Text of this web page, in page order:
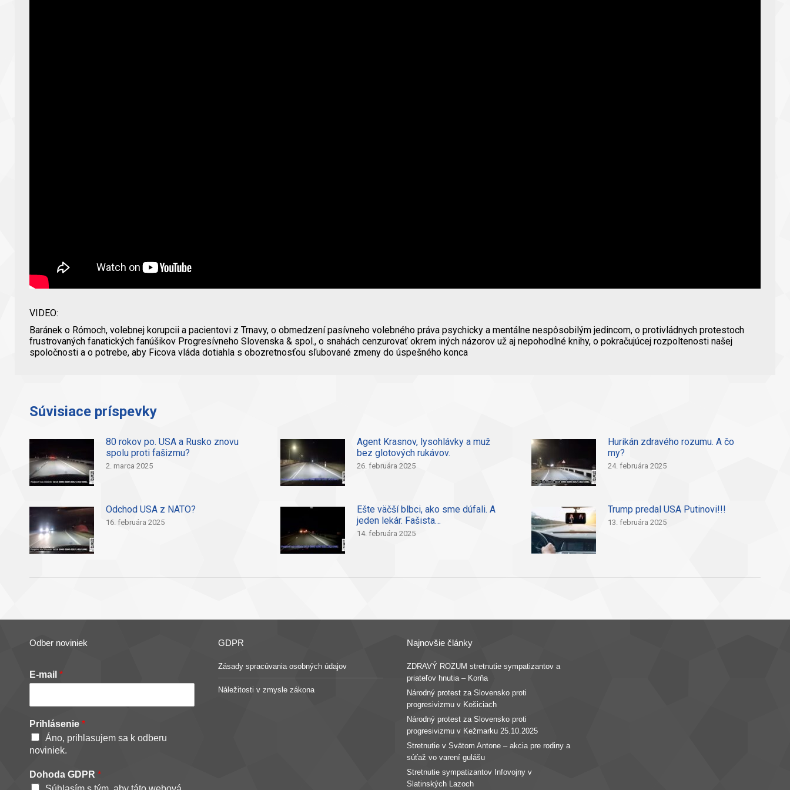
VIDEO:
Baránek o Rómoch, volebnej korupcii a pacientovi z Trnavy, o obmedzení pasívneho volebného práva psychicky a mentálne nespôsobilým jedincom, o protivládnych protestoch
frustrovaných fanatických fanúšikov Progresívneho Slovenska & spol., o snahách cenzurovať okrem iných názorov už aj nepohodlné knihy, o pokračujúcej rozpoltenosti našej
spoločnosti a o potrebe, aby Ficova vláda dotiahla s obozretnosťou sľubované zmeny do úspešného konca
Súvisiace príspevky
80 rokov po. USA a Rusko znovu
spolu proti fašizmu?
2. marca 2025
Agent Krasnov, lysohlávky a muž
bez glotových rukávov.
26. februára 2025
Hurikán zdravého rozumu. A čo
my?
24. februára 2025
Odchod USA z NATO?
16. februára 2025
Ešte väčší blbci, ako sme dúfali. A
jeden lekár. Fašista…
14. februára 2025
Trump predal USA Putinovi!!!
13. februára 2025
Odber noviniek
E-mail *
Prihlásenie *
Áno, prihlasujem sa k odberu
noviniek.
Dohoda GDPR *
GDPR
Zásady spracúvania osobných údajov
Náležitosti v zmysle zákona
Najnovšie články
ZDRAVÝ ROZUM stretnutie sympatizantov a
priateľov hnutia – Korňa
Národný protest za Slovensko proti
progresivizmu v Košiciach
Národný protest za Slovensko proti
progresivizmu v Kežmarku 25.10.2025
Stretnutie v Svätom Antone – akcia pre rodiny a
súťaž vo varení gulášu
Stretnutie sympatizantov Infovojny v
Slatinských Lazoch